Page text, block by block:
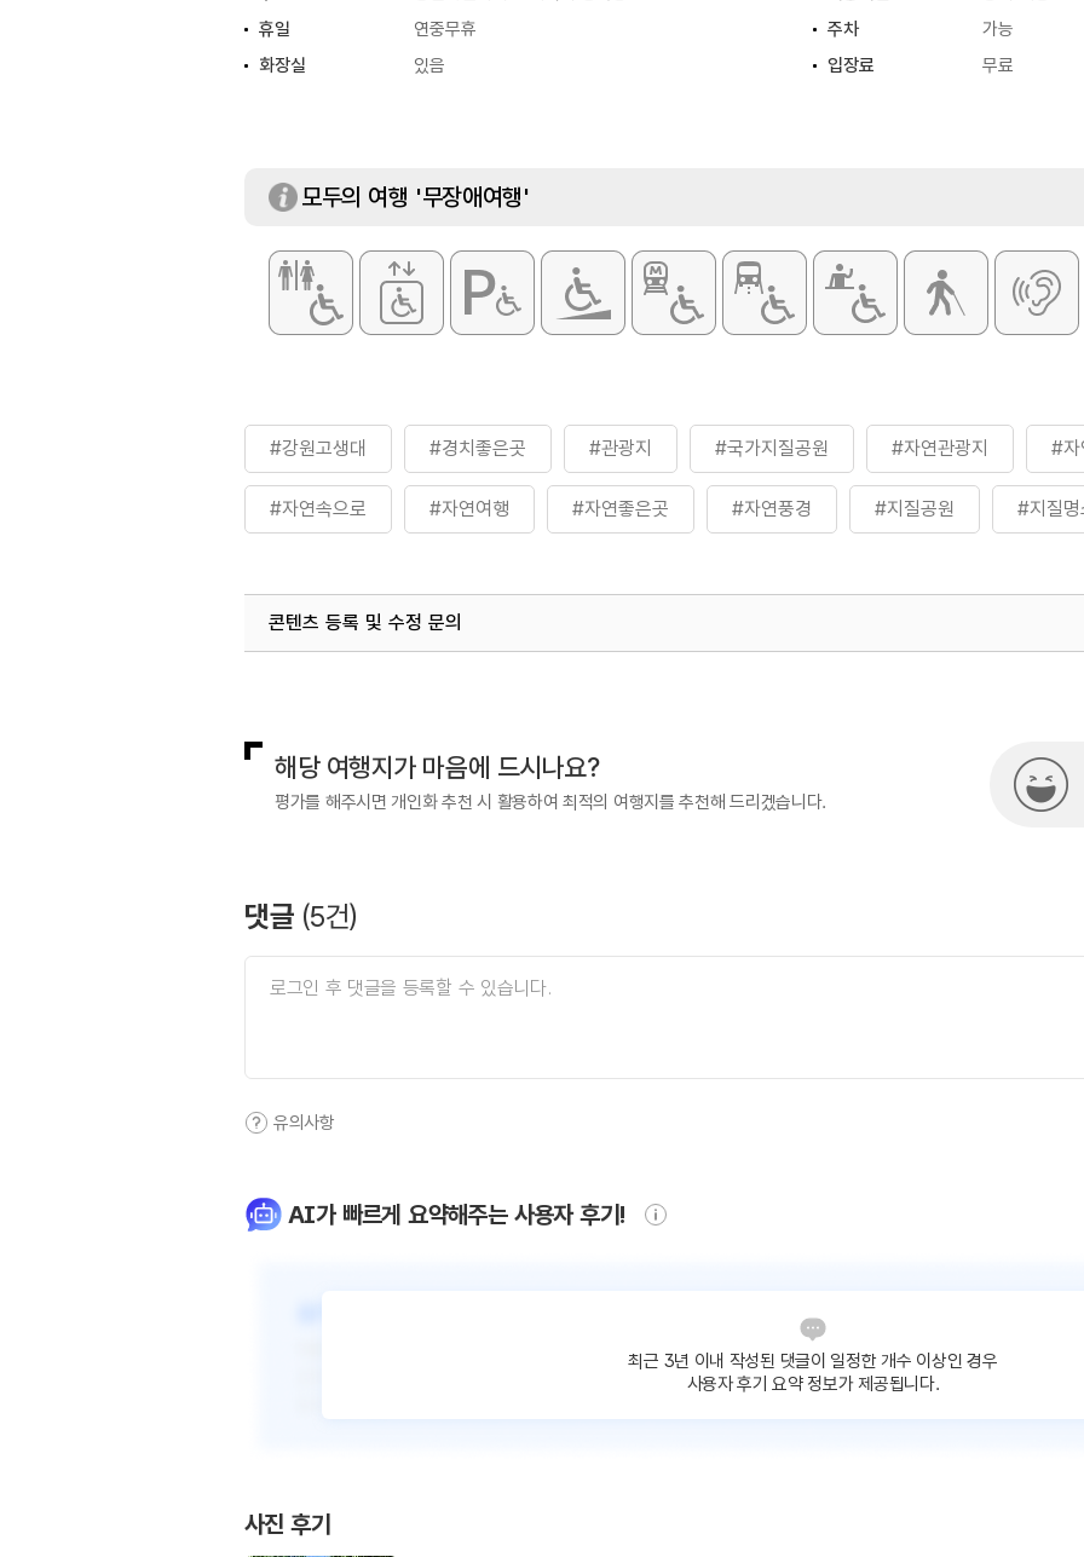
휴일
연중무휴 주차
가능
화장실
있음 입장료 무료
모두의 여행 '무장애여행'
#강원고생대 #경치좋은곳 #관광지 #국가지질공원 #자연관광지 #자
#자연속으로 #자연여행 #자연좋은곳 #자연풍경 #지질공원 #지질명
콘텐츠 등록 및 수정 문의
해당 여행지가 마음에 드시나요?
평가를 해주시면 개인화 추천 시 활용하여 최적의 여행지를 추천해 드리겠습니다.
댓글 (5건)
유의사항
AI가 빠르게 요약해주는 사용자 후기!
최근 3년 이내 작성된 댓글이 일정한 개수 이상인 경우
사용자 후기 요약 정보가 제공됩니다.
사진 후기